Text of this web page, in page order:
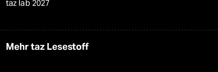
taz lab 2027
Mehr taz Lesestoff